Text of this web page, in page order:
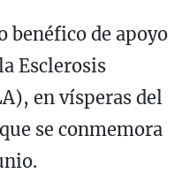
benéfico de apoyo
Esclerosis
en vísperas del
se conmemora